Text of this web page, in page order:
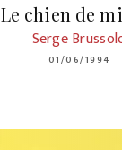
Le chien de
Serge
01/06/1994